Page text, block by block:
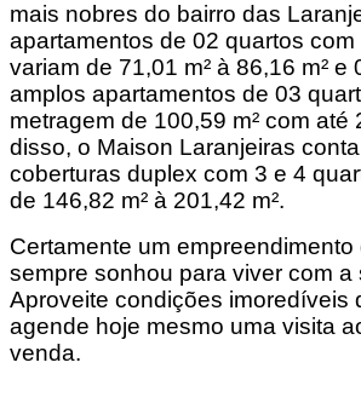
mais nobres do bairro das
apartamentos de 02 quartos
variam de 71,01 m² à 86,16 m² e
amplos apartamentos de 03
metragem de 100,59 m² com até
disso, o Maison Laranjeiras
coberturas duplex com 3 e 4
de 146,82 m² à 201,42 m².
Certamente um empreendimento
sempre sonhou para viver com a
Aproveite condições imoredíveis
agende hoje mesmo uma visita
venda.